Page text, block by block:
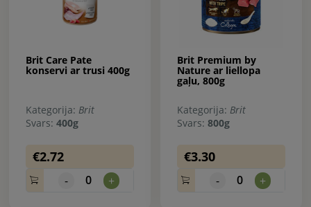
Brit Care Pate
konservi ar trusi 400g
Kategorija: Brit
Svars: 400g
€2.72
- 0 +
Brit Premium by
Nature ar liellopa
gaļu, 800g
Kategorija: Brit
Svars: 800g
€3.30
- 0 +